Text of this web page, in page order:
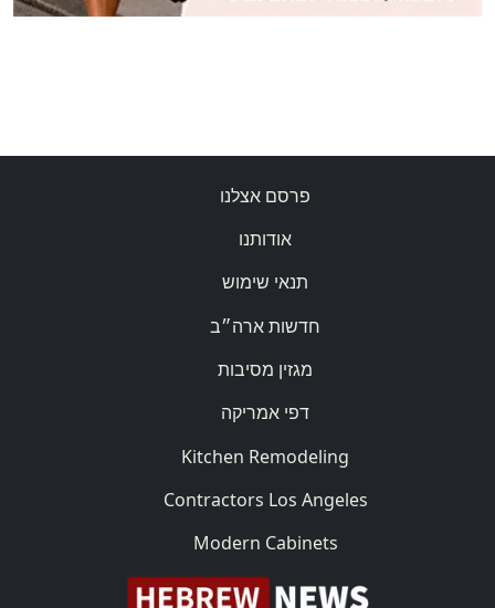
פרסם אצלנו
אודותנו
תנאי שימוש
חדשות ארה״ב
מגזין מסיבות
דפי אמריקה
Kitchen Remodeling
Contractors Los Angeles
Modern Cabinets